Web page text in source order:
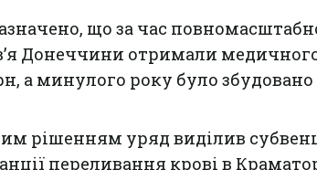
що за час
Донеччини отримали
а минулого року було
рішенням уряд виділив
переливання крові в